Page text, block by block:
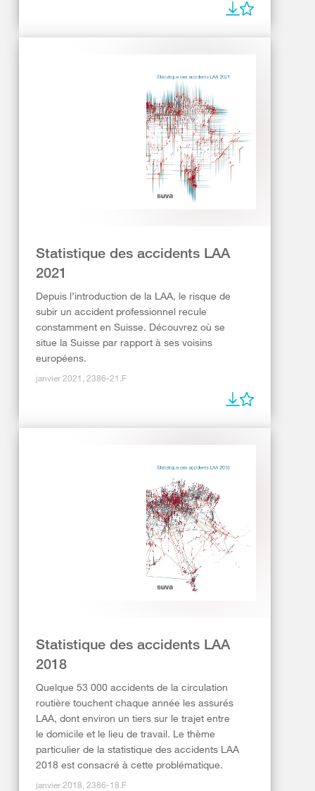
Statistique des accidents LAA
2021
Depuis l’introduction de la LAA, le risque de
subir un accident professionnel recule
constamment en Suisse. Découvrez où se
situe la Suisse par rapport à ses voisins
européens.
janvier 2021, 2386-21.F
Statistique des accidents LAA
2018
Quelque 53 000 accidents de la circulation
routière touchent chaque année les assurés
LAA, dont environ un tiers sur le trajet entre
le domicile et le lieu de travail. Le thème
particulier de la statistique des accidents LAA
2018 est consacré à cette problématique.
janvier 2018, 2386-18.F